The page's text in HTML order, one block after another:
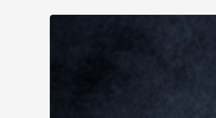
консультации
базовые анализы
электронные